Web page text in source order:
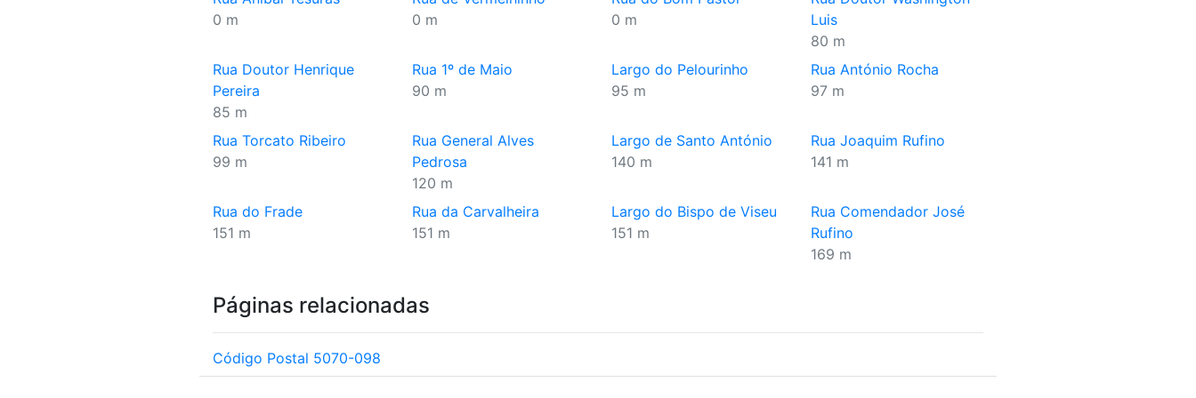
0 m
0 m
0 m
Luis
80 m
Rua Doutor Henrique
Pereira
85 m
Rua 1º de Maio
90 m
Largo do Pelourinho
95 m
Rua António Rocha
97 m
Rua Torcato Ribeiro
99 m
Rua General Alves
Pedrosa
120 m
Largo de Santo António
140 m
Rua Joaquim Rufino
141 m
Rua do Frade
151 m
Rua da Carvalheira
151 m
Largo do Bispo de Viseu
151 m
Rua Comendador José
Rufino
169 m
Páginas relacionadas
Código Postal 5070-098